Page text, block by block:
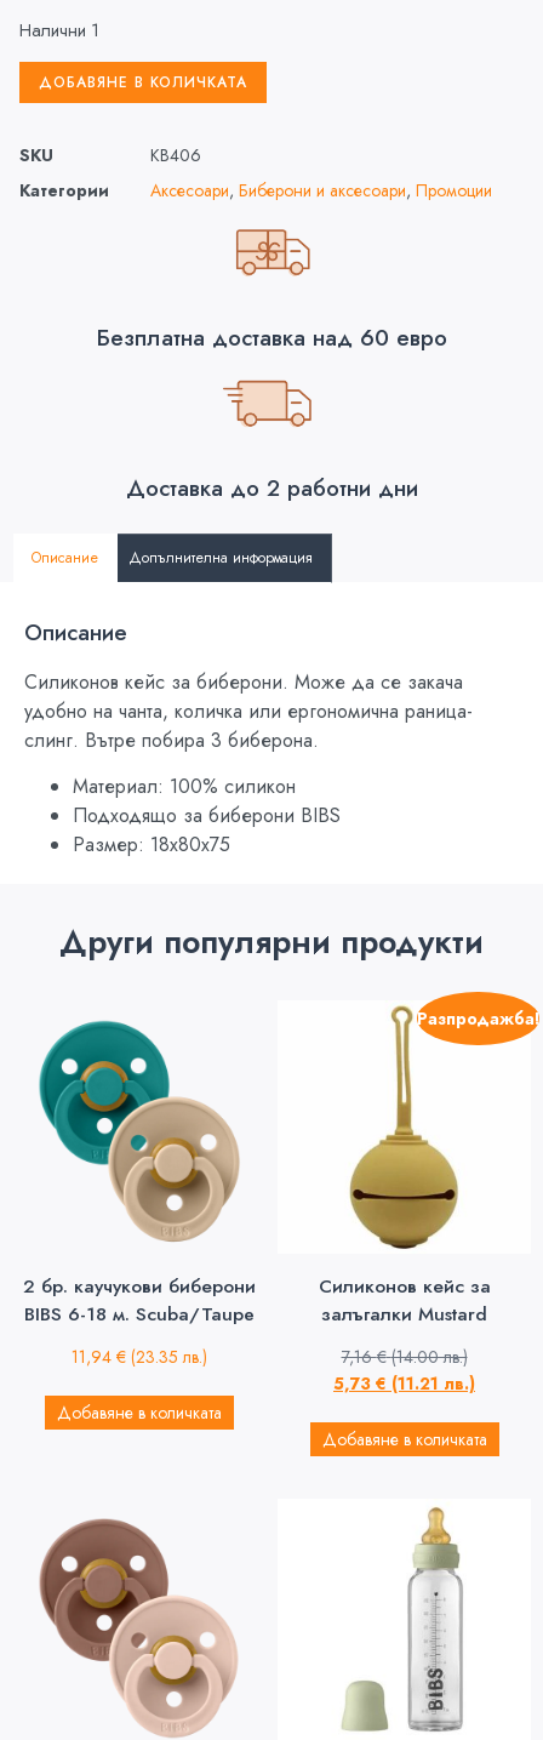
Налични 1
ДОБАВЯНЕ В КОЛИЧКАТА
SKU
KB406
Категории
Аксесоари, Биберони и аксесоари, Промоции
Безплатна доставка над 60 евро
Доставка до 2 работни дни
Описание Допълнителна информация
Описание
Силиконов кейс за биберони. Може да се закача
удобно на чанта, количка или ергономична раница-
слинг. Вътре побира 3 биберона.
Материал: 100% силикон
Подходящо за биберони BIBS
Размер: 18x80x75
Други популярни продукти
2 бр. каучукови биберони
BIBS 6-18 м. Scuba/Taupe
11,94 € (23.35 лв.)
Добавяне в количката
Разпродажба!
Силиконов кейс за
залъгалки Mustard
7,16€ (14.00 лв.)
5,73 € (11.21 лв.)
Добавяне в количката